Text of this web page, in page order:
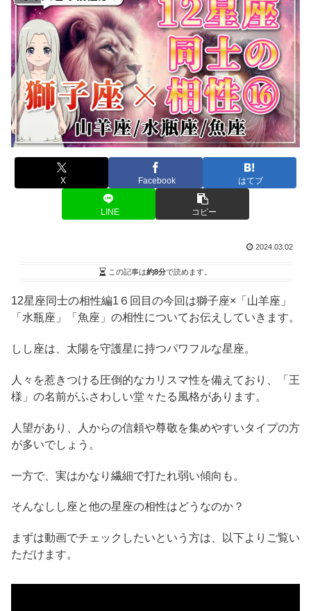
X Facebook はてブ
LINE コピー
2024.03.02
この記事は約8分で読めます。
12星座同士の相性編1６回目の今回は獅子座×「山羊座」
「水瓶座」「魚座」の相性についてお伝えしていきます。
しし座は、太陽を守護星に持つパワフルな星座。
人々を惹きつける圧倒的なカリスマ性を備えており、「王
様」の名前がふさわしい堂々たる風格があります。
人望があり、人からの信頼や尊敬を集めやすいタイプの方
が多いでしょう。
一方で、実はかなり繊細で打たれ弱い傾向も。
そんなしし座と他の星座の相性はどうなのか？
まずは動画でチェックしたいという方は、以下よりご覧い
ただけます。